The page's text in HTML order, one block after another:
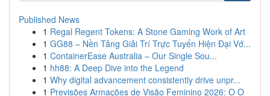
Published News
1 Regal Regent Tokens: A Stone Gaming Work of Art
1 GG88 – Nền Tảng Giải Trí Trực Tuyến Hiện Đại Vớ...
1 ContainerEase Australia – Our Single Sou...
1 hh88: A Deep Dive into the Legend
1 Why digital advancement consistently drive unpr...
1 Previsões Armações de Visão Feminino 2026: O O